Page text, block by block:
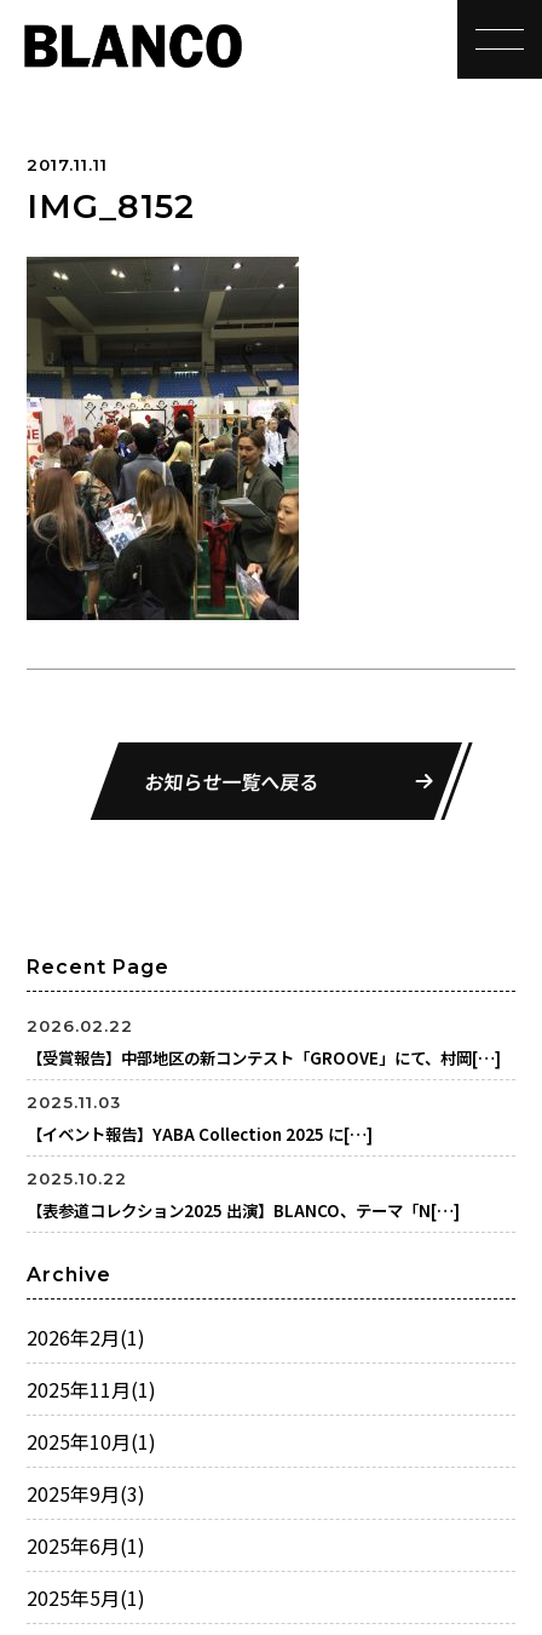
2017.11.11
IMG_8152
お知らせ一覧へ戻る
Recent Page
2026.02.22
【受賞報告】中部地区の新コンテスト「GROOVE」にて、村岡[…]
2025.11.03
【イベント報告】YABA Collection 2025 に[…]
2025.10.22
【表参道コレクション2025 出演】BLANCO、テーマ「N[…]
Archive
2026年2月(1)
2025年11月(1)
2025年10月(1)
2025年9月(3)
2025年6月(1)
2025年5月(1)